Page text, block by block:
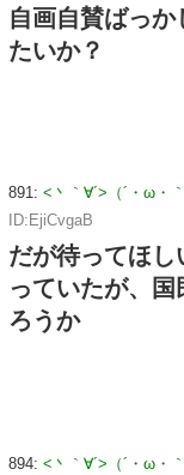
自画自賛ばっ
たいか？
891: <丶｀∀´>（´・ω・
ID:EjiCvgaB
だが待ってほ
っていたが、
ろうか
894: <丶｀∀´>（´・ω・